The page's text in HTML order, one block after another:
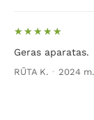
Geras aparatas.
RŪTA K. · 2024